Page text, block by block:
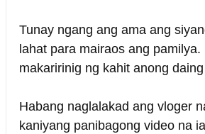
Tunay ngang ang ama ang
lahat para mairaos ang
makaririnig ng kahit anong
Habang naglalakad ang vloger
kaniyang panibagong video na